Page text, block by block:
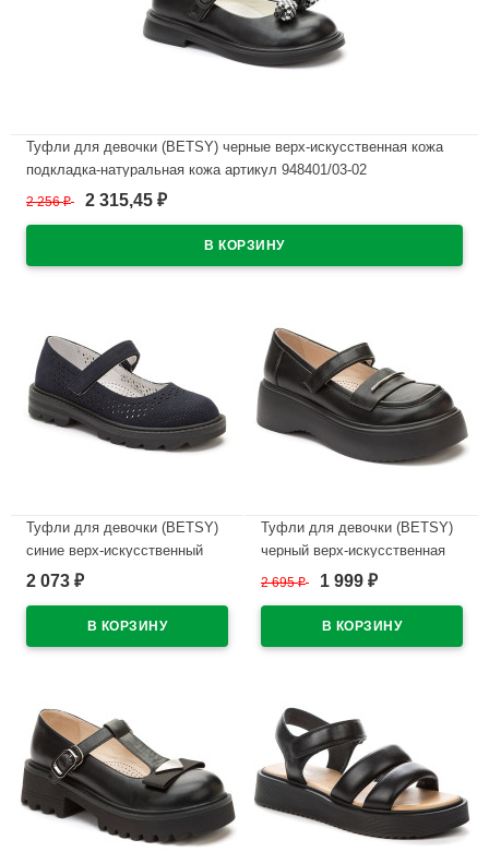
Туфли для девочки (BETSY) черные верх-искусственная кожа
подкладка-натуральная кожа артикул 948401/03-02
В наличии
2 256₽ 2 315,45 ₽
Туфли для девочки (BETSY)
синие верх-искусственный
нубук подкладка-натуральная
2 073 ₽
Туфли для девочки (BETSY)
черный верх-искусственная
кожа подкладка-натуральная
2 695₽ 1 999 ₽